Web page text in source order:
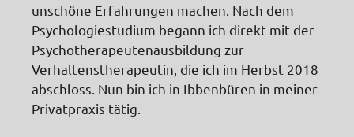
unschöne Erfahrungen machen. Nach dem
Psychologiestudium begann ich direkt mit der
Psychotherapeutenausbildung zur
Verhaltenstherapeutin, die ich im Herbst 2018
abschloss. Nun bin ich in Ibbenbüren in meiner
Privatpraxis tätig.